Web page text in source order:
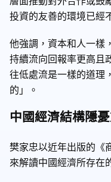
投資的友善的環境已經
他強調，資本和人一樣
持續流向回報率更高且
往低處流是一樣的道理
的」。
中國經濟結構隱
樊家忠以近年出版的《
來解讀中國經濟所存在